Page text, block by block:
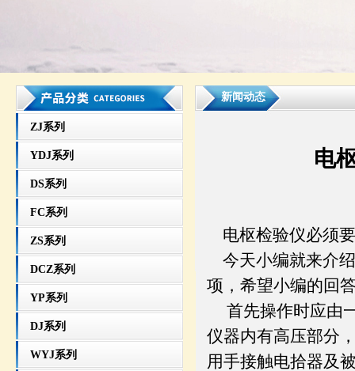
ZJ系列
YDJ系列
DS系列
FC系列
ZS系列
DCZ系列
YP系列
DJ系列
WYJ系列
新闻动态
电
电枢检验仪必须
今天小编就来介
项，希望小编的回
首先操作时应由
仪器内有高压部分
用手接触电拾器及